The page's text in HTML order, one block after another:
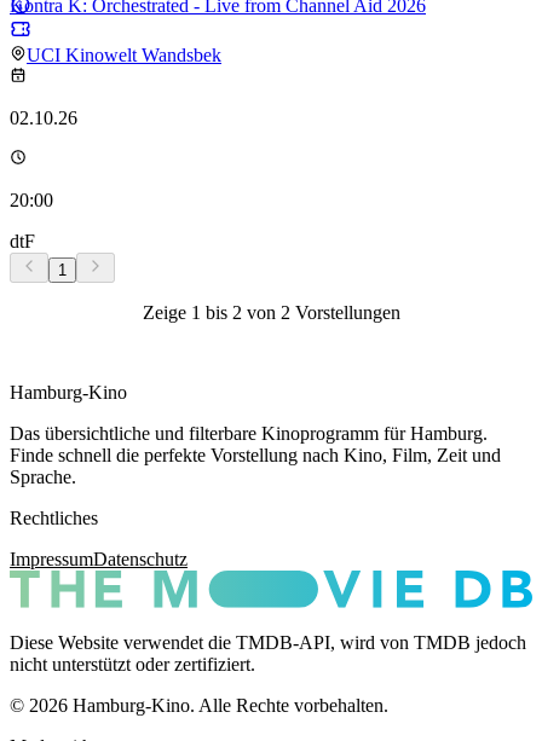
Kontra K: Orchestrated - Live from Channel Aid 2026
UCI Kinowelt Wandsbek
02.10.26
20:00
dtF
1
Zeige 1 bis 2 von 2 Vorstellungen
Hamburg-Kino
Das übersichtliche und filterbare Kinoprogramm für Hamburg.
Finde schnell die perfekte Vorstellung nach Kino, Film, Zeit und
Sprache.
Rechtliches
ImpressumDatenschutz
Diese Website verwendet die TMDB-API, wird von TMDB jedoch
nicht unterstützt oder zertifiziert.
© 2026 Hamburg-Kino. Alle Rechte vorbehalten.